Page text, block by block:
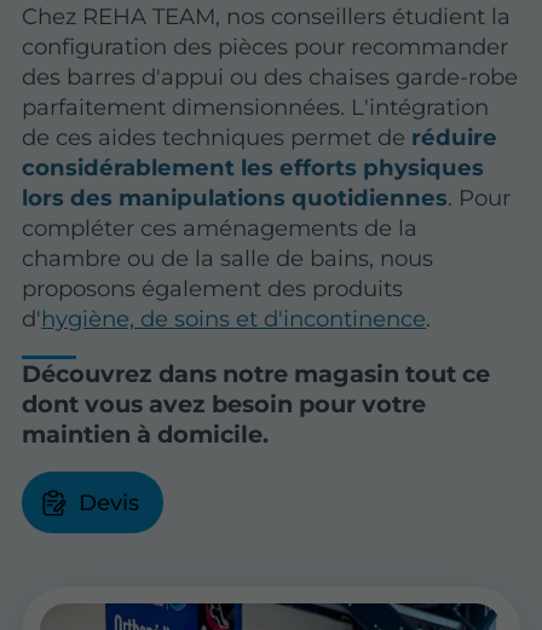
Chez REHA TEAM, nos conseillers étudient la
configuration des pièces pour recommander
des barres d'appui ou des chaises garde-robe
parfaitement dimensionnées. L'intégration
de ces aides techniques permet de réduire
considérablement les efforts physiques
lors des manipulations quotidiennes. Pour
compléter ces aménagements de la
chambre ou de la salle de bains, nous
proposons également des produits
d'hygiène, de soins et d'incontinence.
Découvrez dans notre magasin tout ce
dont vous avez besoin pour votre
maintien à domicile.
Devis